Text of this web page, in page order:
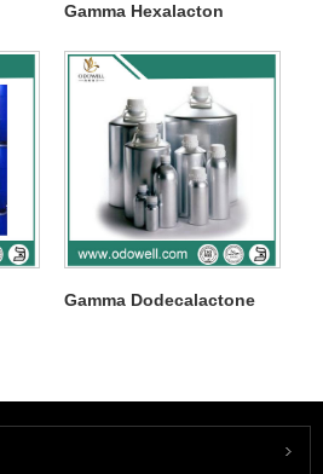
Gamma Hexalacton
Gamma Dodecalactone